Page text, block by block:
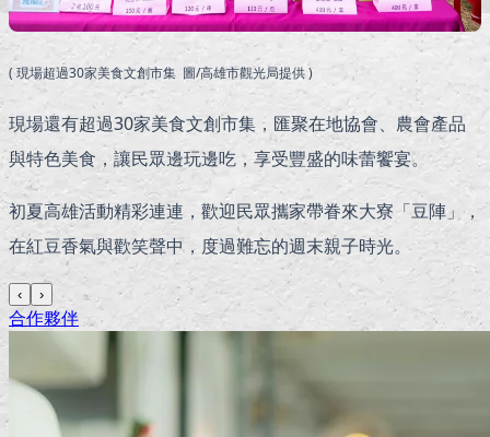
( 現場超過30家美食文創市集 圖/高雄市觀光局提供 )
現場還有超過30家美食文創市集，匯聚在地協會、農會產品
與特色美食，讓民眾邊玩邊吃，享受豐盛的味蕾饗宴。
初夏高雄活動精彩連連，歡迎民眾攜家帶眷來大寮「豆陣」，
在紅豆香氣與歡笑聲中，度過難忘的週末親子時光。
‹ ›
合作夥伴